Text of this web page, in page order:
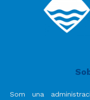
Som una